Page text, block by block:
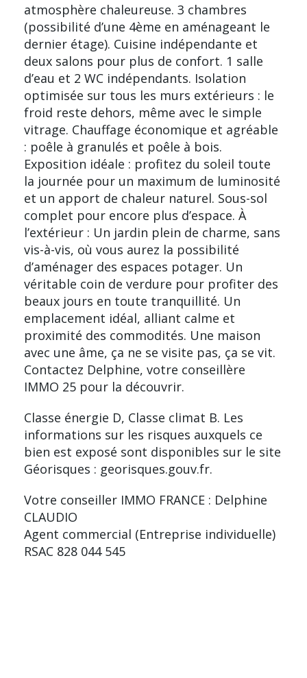
atmosphère chaleureuse. 3 chambres
(possibilité d’une 4ème en aménageant le
dernier étage). Cuisine indépendante et
deux salons pour plus de confort. 1 salle
d’eau et 2 WC indépendants. Isolation
optimisée sur tous les murs extérieurs : le
froid reste dehors, même avec le simple
vitrage. Chauffage économique et agréable
: poêle à granulés et poêle à bois.
Exposition idéale : profitez du soleil toute
la journée pour un maximum de luminosité
et un apport de chaleur naturel. Sous-sol
complet pour encore plus d’espace. À
l’extérieur : Un jardin plein de charme, sans
vis-à-vis, où vous aurez la possibilité
d’aménager des espaces potager. Un
véritable coin de verdure pour profiter des
beaux jours en toute tranquillité. Un
emplacement idéal, alliant calme et
proximité des commodités. Une maison
avec une âme, ça ne se visite pas, ça se vit.
Contactez Delphine, votre conseillère
IMMO 25 pour la découvrir.
Classe énergie D, Classe climat B. Les
informations sur les risques auxquels ce
bien est exposé sont disponibles sur le site
Géorisques : georisques.gouv.fr.
Votre conseiller IMMO FRANCE : Delphine
CLAUDIO
Agent commercial (Entreprise individuelle)
RSAC 828 044 545